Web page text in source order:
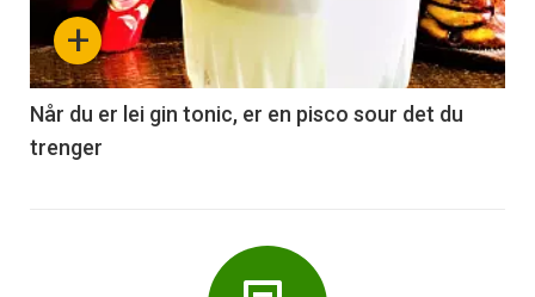
nå
-
6
+
Når du er lei gin tonic, er en pisco sour det du
trenger